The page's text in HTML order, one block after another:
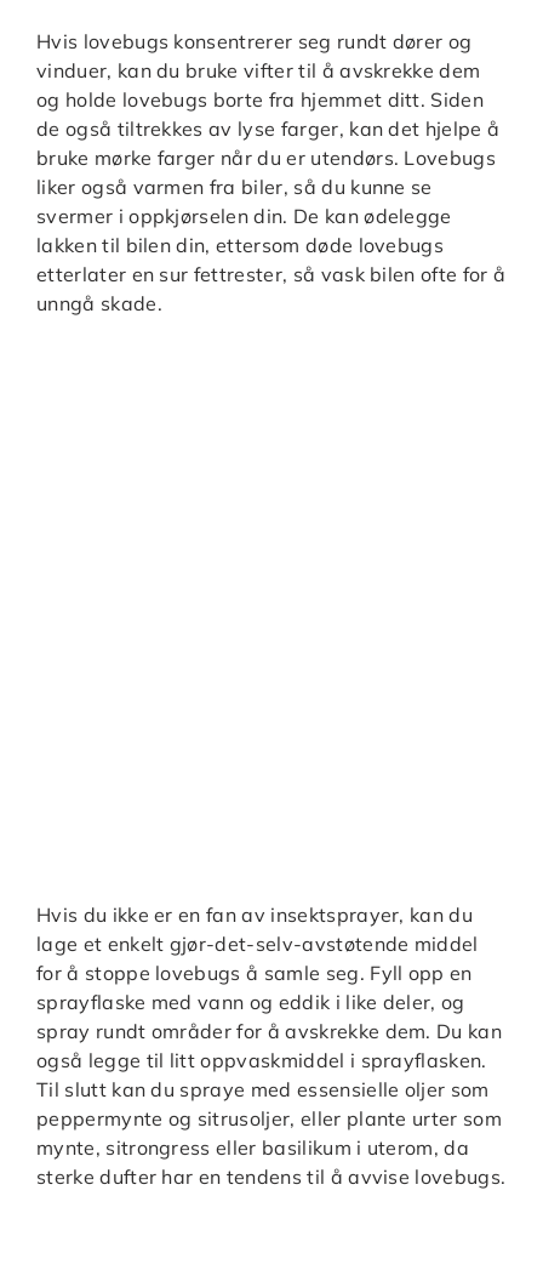
Hvis lovebugs konsentrerer seg rundt dører og
vinduer, kan du bruke vifter til å avskrekke dem
og holde lovebugs borte fra hjemmet ditt. Siden
de også tiltrekkes av lyse farger, kan det hjelpe å
bruke mørke farger når du er utendørs. Lovebugs
liker også varmen fra biler, så du kunne se
svermer i oppkjørselen din. De kan ødelegge
lakken til bilen din, ettersom døde lovebugs
etterlater en sur fettrester, så vask bilen ofte for å
unngå skade.
Hvis du ikke er en fan av insektsprayer, kan du
lage et enkelt gjør-det-selv-avstøtende middel
for å stoppe lovebugs å samle seg. Fyll opp en
sprayflaske med vann og eddik i like deler, og
spray rundt områder for å avskrekke dem. Du kan
også legge til litt oppvaskmiddel i sprayflasken.
Til slutt kan du spraye med essensielle oljer som
peppermynte og sitrusoljer, eller plante urter som
mynte, sitrongress eller basilikum i uterom, da
sterke dufter har en tendens til å avvise lovebugs.